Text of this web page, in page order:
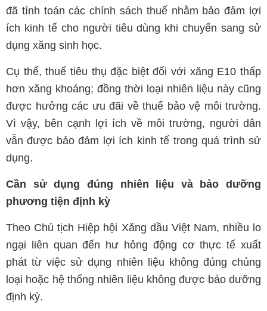
đã tính toán các chính sách thuế nhằm bảo đảm lợi
ích kinh tế cho người tiêu dùng khi chuyển sang sử
dụng xăng sinh học.
Cụ thể, thuế tiêu thụ đặc biệt đối với xăng E10 thấp
hơn xăng khoáng; đồng thời loại nhiên liệu này cũng
được hưởng các ưu đãi về thuế bảo vệ môi trường.
Vì vậy, bên cạnh lợi ích về môi trường, người dân
vẫn được bảo đảm lợi ích kinh tế trong quá trình sử
dụng.
Cần sử dụng đúng nhiên liệu và bảo dưỡng
phương tiện định kỳ
Theo Chủ tịch Hiệp hội Xăng dầu Việt Nam, nhiều lo
ngại liên quan đến hư hỏng động cơ thực tế xuất
phát từ việc sử dụng nhiên liệu không đúng chủng
loại hoặc hệ thống nhiên liệu không được bảo dưỡng
định kỳ.